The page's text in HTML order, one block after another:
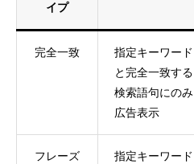
イプ
完全一致
指定キーワード
と完全一致する
検索語句にのみ
広告表示
フレーズ
指定キーワード